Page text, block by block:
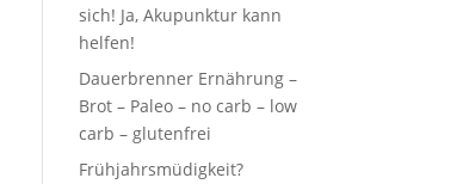
sich! Ja, Akupunktur kann
helfen!
Dauerbrenner Ernährung –
Brot – Paleo – no carb – low
carb – glutenfrei
Frühjahrsmüdigkeit?